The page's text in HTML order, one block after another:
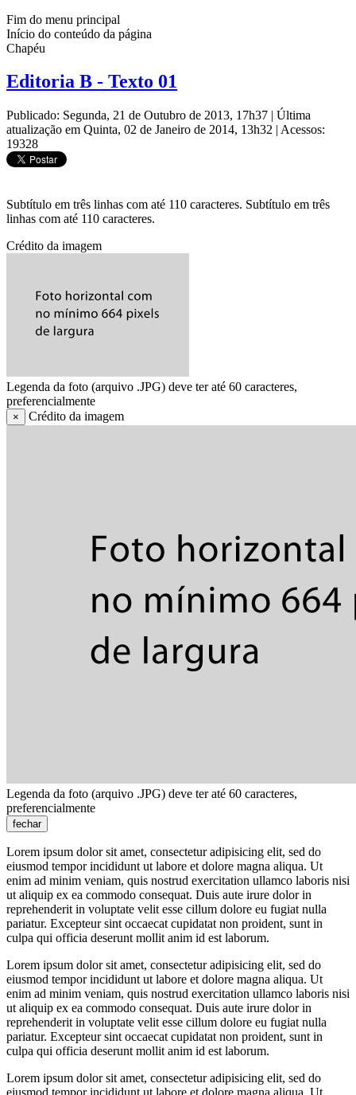
Fim do menu principal
Início do conteúdo da página
Chapéu
Editoria B - Texto 01
Publicado: Segunda, 21 de Outubro de 2013, 17h37 | Última
atualização em Quinta, 02 de Janeiro de 2014, 13h32 | Acessos:
19328
Subtítulo em três linhas com até 110 caracteres. Subtítulo em três
linhas com até 110 caracteres.
Crédito da imagem
Legenda da foto (arquivo .JPG) deve ter até 60 caracteres,
preferencialmente
× Crédito da imagem
Legenda da foto (arquivo .JPG) deve ter até 60 caracteres,
preferencialmente
fechar
Lorem ipsum dolor sit amet, consectetur adipisicing elit, sed do
eiusmod tempor incididunt ut labore et dolore magna aliqua. Ut
enim ad minim veniam, quis nostrud exercitation ullamco laboris nisi
ut aliquip ex ea commodo consequat. Duis aute irure dolor in
reprehenderit in voluptate velit esse cillum dolore eu fugiat nulla
pariatur. Excepteur sint occaecat cupidatat non proident, sunt in
culpa qui officia deserunt mollit anim id est laborum.
Lorem ipsum dolor sit amet, consectetur adipisicing elit, sed do
eiusmod tempor incididunt ut labore et dolore magna aliqua. Ut
enim ad minim veniam, quis nostrud exercitation ullamco laboris nisi
ut aliquip ex ea commodo consequat. Duis aute irure dolor in
reprehenderit in voluptate velit esse cillum dolore eu fugiat nulla
pariatur. Excepteur sint occaecat cupidatat non proident, sunt in
culpa qui officia deserunt mollit anim id est laborum.
Lorem ipsum dolor sit amet, consectetur adipisicing elit, sed do